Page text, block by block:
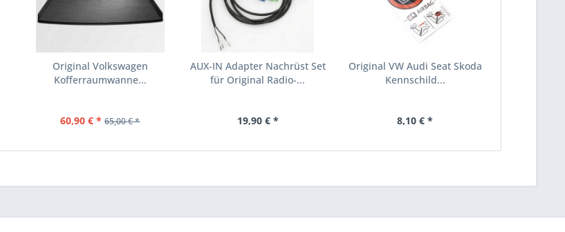
Original Volkswagen
Kofferraumwanne...
60,90 € * 65,00 € *
AUX-IN Adapter Nachrüst Set
für Original Radio-...
19,90 € *
Original VW Audi Seat Skoda
Kennschild...
8,10 € *